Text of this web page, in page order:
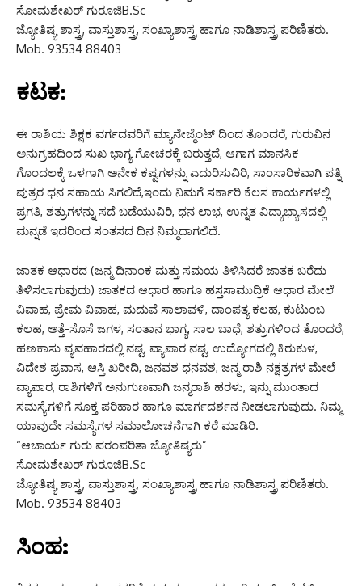
ಸೋಮಶೇಖರ್ ಗುರೂಜಿB.Sc
ಜ್ಯೋತಿಷ್ಯ ಶಾಸ್ತ್ರ, ವಾಸ್ತುಶಾಸ್ತ್ರ, ಸಂಖ್ಯಾಶಾಸ್ತ್ರ ಹಾಗೂ ನಾಡಿಶಾಸ್ತ್ರ ಪರಿಣಿತರು.
Mob. 93534 88403
ಕಟಕ:
ಈ ರಾಶಿಯ ಶಿಕ್ಷಕ ವರ್ಗದವರಿಗೆ ಮ್ಯಾನೇಜ್ಮೆಂಟ್ ದಿಂದ ತೊಂದರೆ, ಗುರುವಿನ
ಅನುಗ್ರಹದಿಂದ ಸುಖ ಭಾಗ್ಯ ಗೋಚರಕ್ಕೆ ಬರುತ್ತದೆ, ಆಗಾಗ ಮಾನಸಿಕ
ಗೊಂದಲಕ್ಕೆ ಒಳಗಾಗಿ ಅನೇಕ ಕಷ್ಟಗಳನ್ನು ಎದುರಿಸುವಿರಿ, ಸಾಂಸಾರಿಕವಾಗಿ ಪತ್ನಿ
ಪುತ್ರರ ಧನ ಸಹಾಯ ಸಿಗಲಿದೆ,ಇಂದು ನಿಮಗೆ ಸರ್ಕಾರಿ ಕೆಲಸ ಕಾರ್ಯಗಳಲ್ಲಿ
ಪ್ರಗತಿ, ಶತ್ರುಗಳನ್ನು ಸದೆ ಬಡೆಯುವಿರಿ, ಧನ ಲಾಭ, ಉನ್ನತ ವಿದ್ಯಾಭ್ಯಾಸದಲ್ಲಿ
ಮನ್ನಡೆ ಇದರಿಂದ ಸಂತಸದ ದಿನ ನಿಮ್ಮದಾಗಲಿದೆ.
ಜಾತಕ ಆಧಾರದ (ಜನ್ಮ ದಿನಾಂಕ ಮತ್ತು ಸಮಯ ತಿಳಿಸಿದರೆ ಜಾತಕ ಬರೆದು
ತಿಳಿಸಲಾಗುವುದು) ಜಾತಕದ ಆಧಾರ ಹಾಗೂ ಹಸ್ತಸಾಮುದ್ರಿಕೆ ಆಧಾರ ಮೇಲೆ
ವಿವಾಹ, ಪ್ರೇಮ ವಿವಾಹ, ಮದುವೆ ಸಾಲಾವಳಿ, ದಾಂಪತ್ಯ ಕಲಹ, ಕುಟುಂಬ
ಕಲಹ, ಅತ್ತೆ-ಸೊಸೆ ಜಗಳ, ಸಂತಾನ ಭಾಗ್ಯ, ಸಾಲ ಬಾಧೆ, ಶತ್ರುಗಳಿಂದ ತೊಂದರೆ,
ಹಣಕಾಸು ವ್ಯವಹಾರದಲ್ಲಿ ನಷ್ಟ, ವ್ಯಾಪಾರ ನಷ್ಟ, ಉದ್ಯೋಗದಲ್ಲಿ ಕಿರುಕುಳ,
ವಿದೇಶ ಪ್ರವಾಸ, ಆಸ್ತಿ ಖರೀದಿ, ಜನವಶ ಧನವಶ, ಜನ್ಮ ರಾಶಿ ನಕ್ಷತ್ರಗಳ ಮೇಲೆ
ವ್ಯಾಪಾರ, ರಾಶಿಗಳಿಗೆ ಅನುಗುಣವಾಗಿ ಜನ್ಮರಾಶಿ ಹರಳು, ಇನ್ನು ಮುಂತಾದ
ಸಮಸ್ಯೆಗಳಿಗೆ ಸೂಕ್ತ ಪರಿಹಾರ ಹಾಗೂ ಮಾರ್ಗದರ್ಶನ ನೀಡಲಾಗುವುದು. ನಿಮ್ಮ
ಯಾವುದೇ ಸಮಸ್ಯೆಗಳ ಸಮಾಲೋಚನೆಗಾಗಿ ಕರೆ ಮಾಡಿರಿ.
“ಆಚಾರ್ಯ ಗುರು ಪರಂಪರಿತಾ ಜ್ಯೋತಿಷ್ಯರು”
ಸೋಮಶೇಖರ್ ಗುರೂಜಿB.Sc
ಜ್ಯೋತಿಷ್ಯ ಶಾಸ್ತ್ರ, ವಾಸ್ತುಶಾಸ್ತ್ರ, ಸಂಖ್ಯಾಶಾಸ್ತ್ರ ಹಾಗೂ ನಾಡಿಶಾಸ್ತ್ರ ಪರಿಣಿತರು.
Mob. 93534 88403
ಸಿಂಹ: